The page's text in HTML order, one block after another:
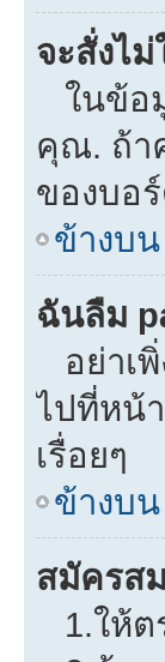
จะสั่งไ
ในข้อ
คุณ. ถ้า
ของบอ
ข้างบน
ฉันลืม
อย่าเ
ไปที่หน้
เรื่อยๆ
ข้างบน
สมัครส
1.ให้ต